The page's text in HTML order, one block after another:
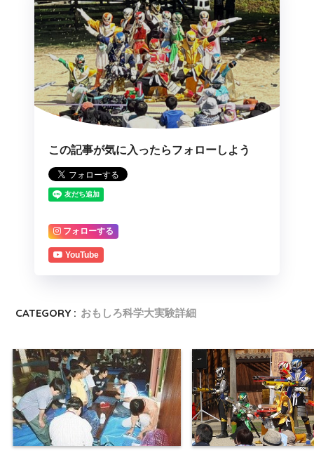
この記事が気に入ったらフォローしよう
フォローする
YouTube
CATEGORY : おもしろ科学大実験詳細